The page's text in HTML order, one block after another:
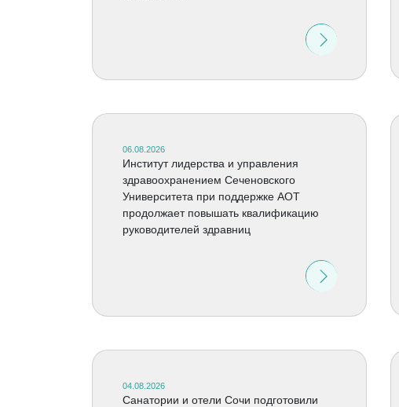
06.08.2026
Институт лидерства и управления
здравоохранением Сеченовского
Университета при поддержке АОТ
продолжает повышать квалификацию
руководителей здравниц
04.08.2026
Санатории и отели Сочи подготовили